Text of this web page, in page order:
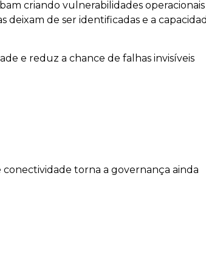
criando vulnerabilidades operacionais
deixam de ser identificadas e a
e reduz a chance de falhas invisíveis
torna a governança ainda